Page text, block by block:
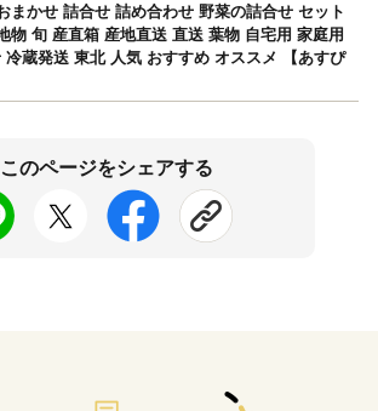
まかせ 詰合せ 詰め合わせ 野菜の詰合せ セット
物 旬 産直箱 産地直送 直送 葉物 自宅用 家庭用
冷蔵発送 東北 人気 おすすめ オススメ 【あすぴ
このページをシェアする